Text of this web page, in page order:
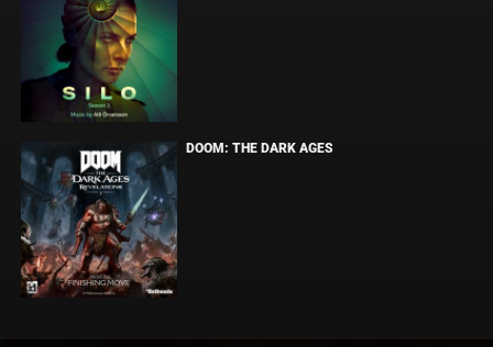
DOOM: THE DARK AGES